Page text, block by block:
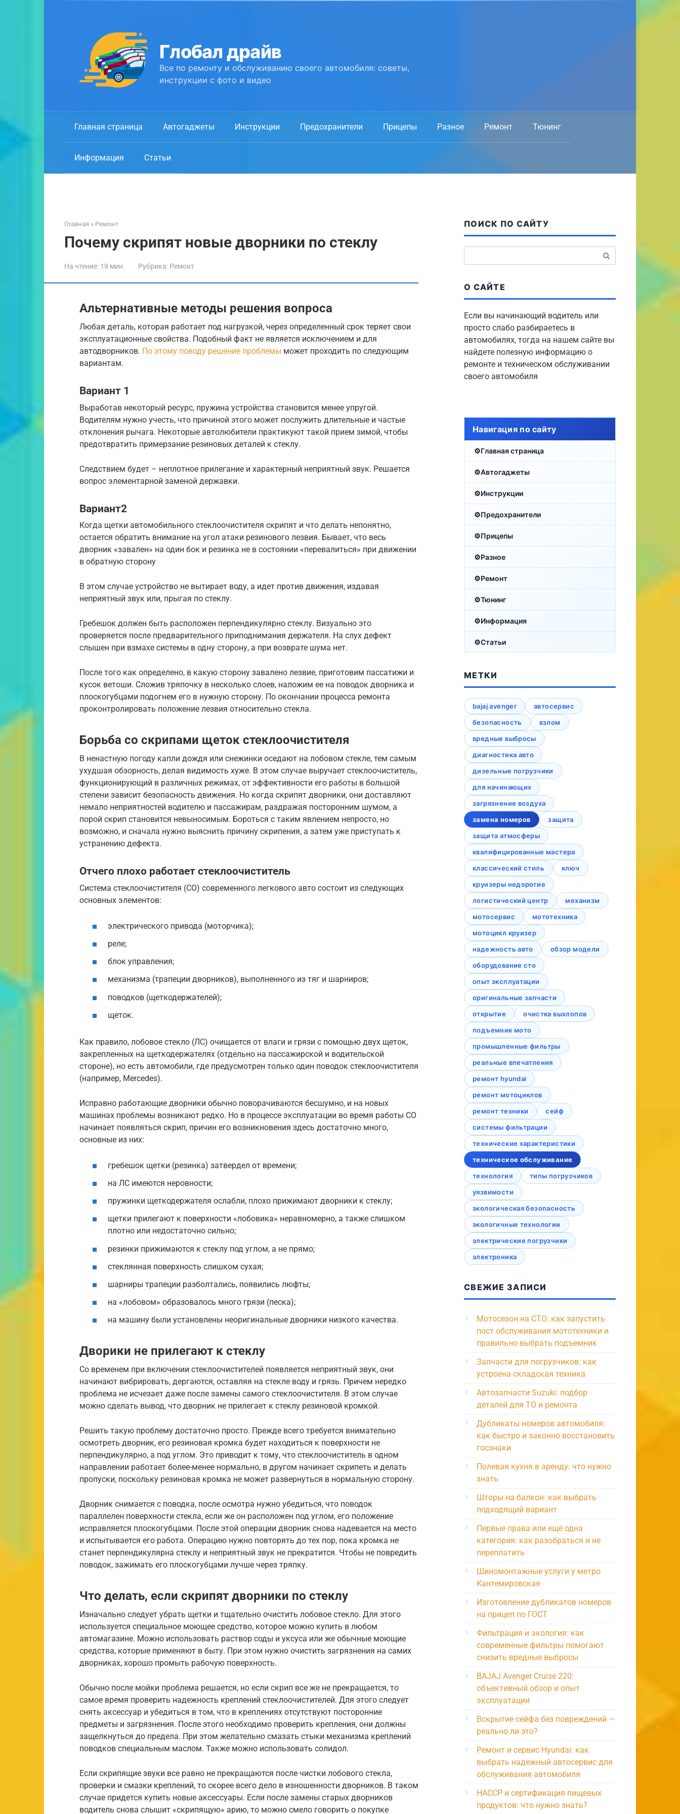
Глобал драйв
Все по ремонту и обслуживанию своего автомобиля: советы,
инструкции с фото и видео
Главная страница Автогаджеты Инструкции Предохранители Прицепы Разное Ремонт Тюнинг
Информация Статьи
Главная » Ремонт
Почему скрипят новые дворники по стеклу
На чтение: 19 мин Рубрика: Ремонт
Альтернативные методы решения вопроса
Любая деталь, которая работает под нагрузкой, через определенный срок теряет свои
эксплуатационные свойства. Подобный факт не является исключением и для
автодворников. По этому поводу решение проблемы может проходить по следующим
вариантам.
Вариант 1
Выработав некоторый ресурс, пружина устройства становится менее упругой.
Водителям нужно учесть, что причиной этого может послужить длительные и частые
отклонения рычага. Некоторые автолюбители практикуют такой прием зимой, чтобы
предотвратить примерзание резиновых деталей к стеклу.
Следствием будет – неплотное прилегание и характерный неприятный звук. Решается
вопрос элементарной заменой державки.
Вариант2
Когда щетки автомобильного стеклоочистителя скрипят и что делать непонятно,
остается обратить внимание на угол атаки резинового лезвия. Бывает, что весь
дворник «завален» на один бок и резинка не в состоянии «перевалиться» при движении
в обратную сторону
В этом случае устройство не вытирает воду, а идет против движения, издавая
неприятный звук или, прыгая по стеклу.
Гребешок должен быть расположен перпендикулярно стеклу. Визуально это
проверяется после предварительного приподнимания держателя. На слух дефект
слышен при взмахе системы в одну сторону, а при возврате шума нет.
После того как определено, в какую сторону завалено лезвие, приготовим пассатижи и
кусок ветоши. Сложив тряпочку в несколько слоев, наложим ее на поводок дворника и
плоскогубцами подогнем его в нужную сторону. По окончании процесса ремонта
проконтролировать положение лезвия относительно стекла.
Борьба со скрипами щеток стеклоочистителя
В ненастную погоду капли дождя или снежинки оседают на лобовом стекле, тем самым
ухудшая обзорность, делая видимость хуже. В этом случае выручает стеклоочиститель,
функционирующий в различных режимах, от эффективности его работы в большой
степени зависит безопасность движения. Но когда скрипят дворники, они доставляют
немало неприятностей водителю и пассажирам, раздражая посторонним шумом, а
порой скрип становится невыносимым. Бороться с таким явлением непросто, но
возможно, и сначала нужно выяснить причину скрипения, а затем уже приступать к
устранению дефекта.
Отчего плохо работает стеклоочиститель
Система стеклоочистителя (СО) современного легкового авто состоит из следующих
основных элементов:
электрического привода (моторчика);
реле;
блок управления;
механизма (трапеции дворников), выполненного из тяг и шарниров;
поводков (щеткодержателей);
щеток.
Как правило, лобовое стекло (ЛС) очищается от влаги и грязи с помощью двух щеток,
закрепленных на щеткодержателях (отдельно на пассажирской и водительской
стороне), но есть автомобили, где предусмотрен только один поводок стеклоочистителя
(например, Mercedes).
Исправно работающие дворники обычно поворачиваются бесшумно, и на новых
машинах проблемы возникают редко. Но в процессе эксплуатации во время работы СО
начинает появляться скрип, причин его возникновения здесь достаточно много,
основные из них:
гребешок щетки (резинка) затвердел от времени;
на ЛС имеются неровности;
пружинки щеткодержателя ослабли, плохо прижимают дворники к стеклу;
щетки прилегают к поверхности «лобовика» неравномерно, а также слишком
плотно или недостаточно сильно;
резинки прижимаются к стеклу под углом, а не прямо;
стеклянная поверхность слишком сухая;
шарниры трапеции разболтались, появились люфты;
на «лобовом» образовалось много грязи (песка);
на машину были установлены неоригинальные дворники низкого качества.
Дворики не прилегают к стеклу
Со временем при включении стеклоочистителей появляется неприятный звук, они
начинают вибрировать, дергаются, оставляя на стекле воду и грязь. Причем нередко
проблема не исчезает даже после замены самого стеклоочистителя. В этом случае
можно сделать вывод, что дворник не прилегает к стеклу резиновой кромкой.
Решить такую проблему достаточно просто. Прежде всего требуется внимательно
осмотреть дворник, его резиновая кромка будет находиться к поверхности не
перпендикулярно, а под углом. Это приводит к тому, что стеклоочиститель в одном
направлении работает более-менее нормально, в другом начинает скрипеть и делать
пропуски, поскольку резиновая кромка не может развернуться в нормальную сторону.
Дворник снимается с поводка, после осмотра нужно убедиться, что поводок
параллелен поверхности стекла, если же он расположен под углом, его положение
исправляется плоскогубцами. После этой операции дворник снова надевается на место
и испытывается его работа. Операцию нужно повторять до тех пор, пока кромка не
станет перпендикулярна стеклу и неприятный звук не прекратится. Чтобы не повредить
поводок, зажимать его плоскогубцами лучше через тряпку.
Что делать, если скрипят дворники по стеклу
Изначально следует убрать щетки и тщательно очистить лобовое стекло. Для этого
используется специальное моющее средство, которое можно купить в любом
автомагазине. Можно использовать раствор соды и уксуса или же обычные моющие
средства, которые применяют в быту. При этом нужно очистить загрязнения на самих
дворниках, хорошо промыть рабочую поверхность.
Обычно после мойки проблема решается, но если скрип все же не прекращается, то
самое время проверить надежность креплений стеклоочистителей. Для этого следует
снять аксессуар и убедиться в том, что в креплениях отсутствуют посторонние
предметы и загрязнения. После этого необходимо проверить крепления, они должны
защелкнуться до предела. При этом желательно смазать стыки механизма креплений
поводков специальным маслом. Также можно использовать солидол.
Если скрипящие звуки все равно не прекращаются после чистки лобового стекла,
проверки и смазки креплений, то скорее всего дело в изношенности дворников. В таком
случае придется купить новые аксессуары. Если после замены старых дворников
водитель снова слышит «скрипящую» арию, то можно смело говорить о покупке
ПОИСК ПО САЙТУ
О САЙТЕ
Если вы начинающий водитель или
просто слабо разбираетесь в
автомобилях, тогда на нашем сайте вы
найдете полезную информацию о
ремонте и техническом обслуживании
своего автомобиля
Навигация по сайту
Главная страница
Автогаджеты
Инструкции
Предохранители
Прицепы
Разное
Ремонт
Тюнинг
Информация
Статьи
МЕТКИ
bajaj avenger
автосервис
безопасность
взлом
вредные выбросы
диагностика авто
дизельные погрузчики
для начинающих
загрязнение воздуха
замена номеров
защита
защита атмосферы
квалифицированные мастера
классический стиль
ключ
круизеры недорогие
логистический центр
механизм
мотосервис
мототехника
мотоцикл круизер
надежность авто
обзор модели
оборудование сто
опыт эксплуатации
оригинальные запчасти
открытие
очистка выхлопов
подъемник мото
промышленные фильтры
реальные впечатления
ремонт hyundai
ремонт мотоциклов
ремонт техники
сейф
системы фильтрации
технические характеристики
техническое обслуживание
технология
типы погрузчиков
уязвимости
экологическая безопасность
экологичные технологии
электрические погрузчики
электроника
СВЕЖИЕ ЗАПИСИ
Мотосезон на СТО: как запустить
пост обслуживания мототехники и
правильно выбрать подъемник
Запчасти для погрузчиков: как
устроена складская техника
Автозапчасти Suzuki: подбор
деталей для ТО и ремонта
Дубликаты номеров автомобиля:
как быстро и законно восстановить
госзнаки
Полевая кухня в аренду: что нужно
знать
Шторы на балкон: как выбрать
подходящий вариант
Первые права или ещё одна
категория: как разобраться и не
переплатить
Шиномонтажные услуги у метро
Кантемировская
Изготовление дубликатов номеров
на прицеп по ГОСТ
Фильтрация и экология: как
современные фильтры помогают
снизить вредные выбросы
BAJAJ Avenger Cruise 220:
объективный обзор и опыт
эксплуатации
Вскрытие сейфа без повреждений —
реально ли это?
Ремонт и сервис Hyundai: как
выбрать надежный автосервис для
обслуживания автомобиля
HACCP и сертификация пищевых
продуктов: что нужно знать?